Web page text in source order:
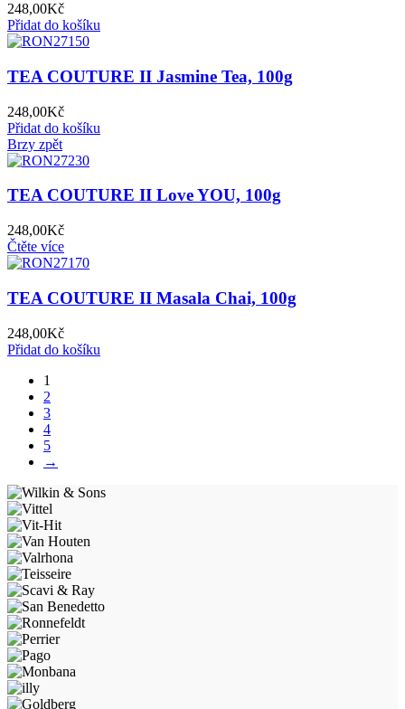
248,00Kč
Přidat do košíku
TEA COUTURE II Jasmine Tea, 100g
248,00Kč
Přidat do košíku
Brzy zpět
TEA COUTURE II Love YOU, 100g
248,00Kč
Čtěte více
TEA COUTURE II Masala Chai, 100g
248,00Kč
Přidat do košíku
1
2
3
4
5
→